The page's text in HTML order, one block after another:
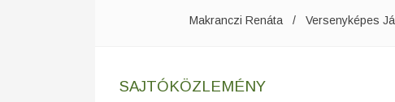
Makranczi Renáta Versenyképes
SAJTÓKÖZLEMÉNY